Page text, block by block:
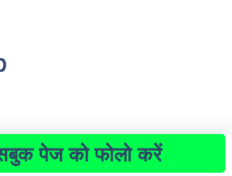
पेज को फोलो करें